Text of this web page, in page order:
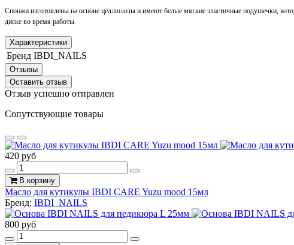
Спонжи изготовлены на основе целлюлозы и имеют белые мягкие эластичные подушечки,
диске во время работы.
Характеристики
Бренд IBDI_NAILS
Отзывы
Оставить отзыв
Отзыв успешно отправлен
Сопутствующие товары
420 руб
В корзину
Масло для кутикулы IBDI CARE Yuzu mood 15мл
Бренд: IBDI_NAILS
800 руб